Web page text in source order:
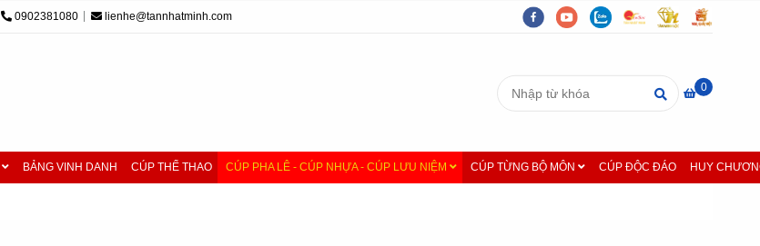
0902381080 lienhe@tannhatminh.com
0
BẢNG VINH DANH CÚP THỂ THAO CÚP PHA LÊ - CÚP NHỰA - CÚP LƯU NIỆM CÚP TỪNG BỘ MÔN CÚP ĐỘC ĐÁO HUY